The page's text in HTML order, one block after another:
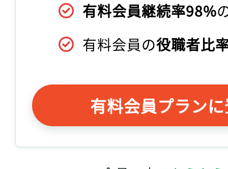
有料会員継続率98%
有料会員の役職者比
有料会員プラン